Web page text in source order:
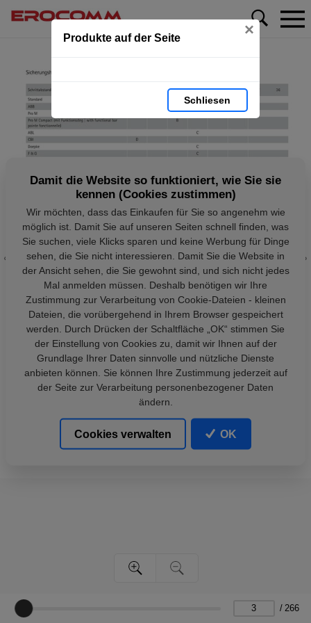
Produkte auf der Seite ×
Schliesen
/ 266
Damit die Website so funktioniert, wie Sie sie
kennen (Cookies zustimmen)
Wir möchten, dass das Einkaufen für Sie so angenehm wie
möglich ist. Damit Sie auf unseren Seiten schnell finden, was
Sie suchen, viele Klicks sparen und keine Werbung für Dinge
sehen, die Sie nicht interessieren. Damit Sie die Website in
der Ansicht sehen, die Sie gewohnt sind, und sich nicht jedes
Mal anmelden müssen. Deshalb benötigen wir Ihre
Zustimmung zur Verarbeitung von Cookie-Dateien - kleinen
Dateien, die vorübergehend in Ihrem Browser gespeichert
werden. Durch Drücken der Schaltfläche „OK“ stimmen Sie
der Einstellung von Cookies zu, damit wir Ihnen auf der
Grundlage Ihrer Daten sinnvolle und nützliche Dienste
anbieten können. Sie können Ihre Zustimmung jederzeit auf
der Seite zur Verarbeitung personenbezogener Daten
ändern.
Cookies verwalten OK